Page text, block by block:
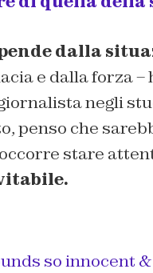
dalla
e dalla forza
negli
penso che
stare
so innocent